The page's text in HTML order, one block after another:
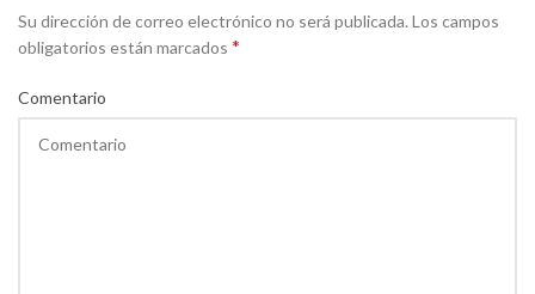
Su dirección de correo electrónico no será publicada. Los campos
obligatorios están marcados *
Comentario